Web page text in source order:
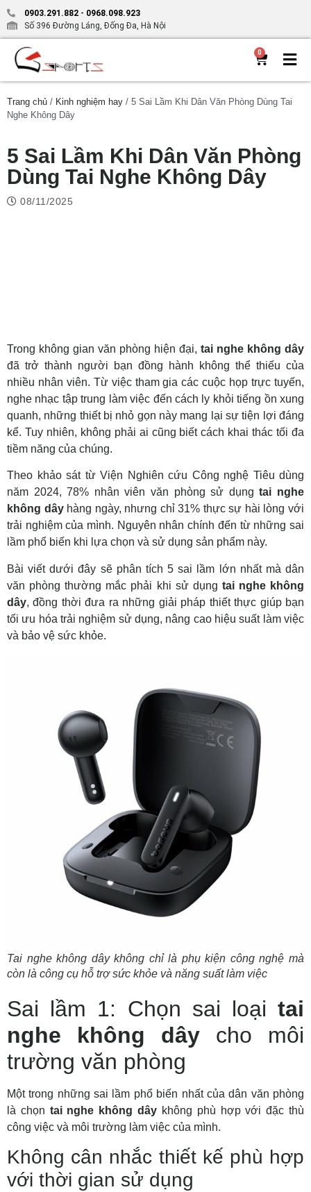
0903.291.882 - 0968.098.923
Số 396 Đường Láng, Đống Đa, Hà Nội
0
Trang chủ / Kinh nghiệm hay / 5 Sai Lầm Khi Dân Văn Phòng Dùng Tai
Nghe Không Dây
5 Sai Lầm Khi Dân Văn Phòng
Dùng Tai Nghe Không Dây
08/11/2025
Trong không gian văn phòng hiện đại, tai nghe không dây
đã trở thành người bạn đồng hành không thể thiếu của
nhiều nhân viên. Từ việc tham gia các cuộc họp trực tuyến,
nghe nhạc tập trung làm việc đến cách ly khỏi tiếng ồn xung
quanh, những thiết bị nhỏ gọn này mang lại sự tiện lợi đáng
kể. Tuy nhiên, không phải ai cũng biết cách khai thác tối đa
tiềm năng của chúng.
Theo khảo sát từ Viện Nghiên cứu Công nghệ Tiêu dùng
năm 2024, 78% nhân viên văn phòng sử dụngtai nghe
không dâyhàng ngày, nhưng chỉ 31% thực sự hài lòng với
trải nghiệm của mình. Nguyên nhân chính đến từ những sai
lầm phổ biến khi lựa chọn và sử dụng sản phẩm này.
Bài viết dưới đây sẽ phân tích 5 sai lầm lớn nhất mà dân
văn phòng thường mắc phải khi sử dụng tai nghe không
dây, đồng thời đưa ra những giải pháp thiết thực giúp bạn
tối ưu hóa trải nghiệm sử dụng, nâng cao hiệu suất làm việc
và bảo vệ sức khỏe.
Tai nghe không dây không chỉ là phụ kiện công nghệ mà
còn là công cụ hỗ trợ sức khỏe và năng suất làm việc
Sai lầm 1: Chọn sai loại tai
nghe không dây cho môi
trường văn phòng
Một trong những sai lầm phổ biến nhất của dân văn phòng
là chọn tai nghe không dây không phù hợp với đặc thù
công việc và môi trường làm việc của mình.
Không cân nhắc thiết kế phù hợp
với thời gian sử dụng